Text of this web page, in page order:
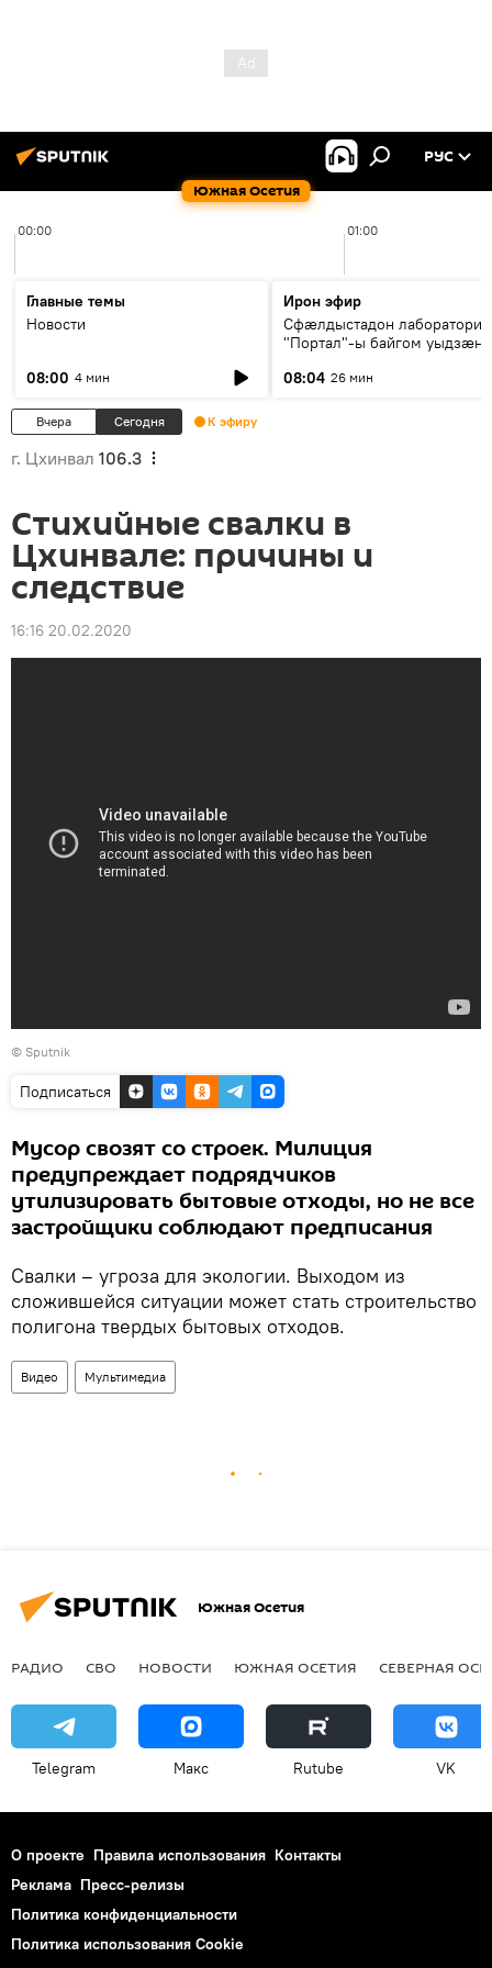
Южная Осетия
РУС
00:00 01:00
Главные темы
Новости
08:00 4 мин
Ирон эфир
Сфæлдыстадон лаборатори
"Портал"-ы байгом уыдзæн
Æхсары куыстыты равдыст
08:04 26 мин
Вчера Сегодня К эфиру
г. Цхинвал 106.3
Стихийные свалки в
Цхинвале: причины и
следствие
16:16 20.02.2020
© Sputnik
Подписаться
Мусор свозят со строек. Милиция
предупреждает подрядчиков
утилизировать бытовые отходы, но не все
застройщики соблюдают предписания
Свалки – угроза для экологии. Выходом из
сложившейся ситуации может стать строительство
полигона твердых бытовых отходов.
Видео Мультимедиа
Южная Осетия
РАДИО СВО НОВОСТИ ЮЖНАЯ ОСЕТИЯ СЕВЕРНАЯ
Telegram Макс Rutube VK
О проекте Правила использования Контакты
Реклама Пресс-релизы
Политика конфиденциальности
Политика использования Cookie